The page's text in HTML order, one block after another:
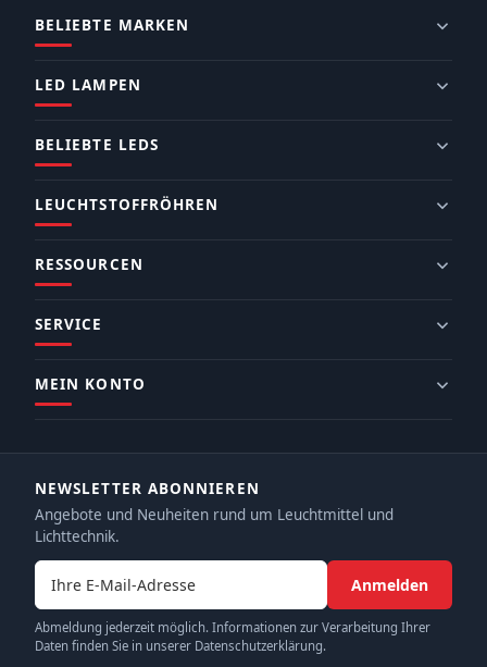
BELIEBTE MARKEN
LED LAMPEN
BELIEBTE LEDS
LEUCHTSTOFFRÖHREN
RESSOURCEN
SERVICE
MEIN KONTO
NEWSLETTER ABONNIEREN
Angebote und Neuheiten rund um Leuchtmittel und
Lichttechnik.
E-Mail-Adresse
Anmelden
Abmeldung jederzeit möglich. Informationen zur Verarbeitung Ihrer
Daten finden Sie in unserer Datenschutzerklärung.